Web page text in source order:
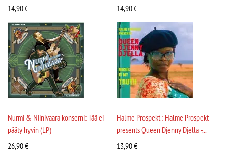
14,90€
14,90€
Nurmi & Niinivaara konserni: Tää ei
pääty hyvin (LP)
26,90€
Halme Prospekt : Halme Prospekt
presents Queen Djenny Djella -...
13,90€